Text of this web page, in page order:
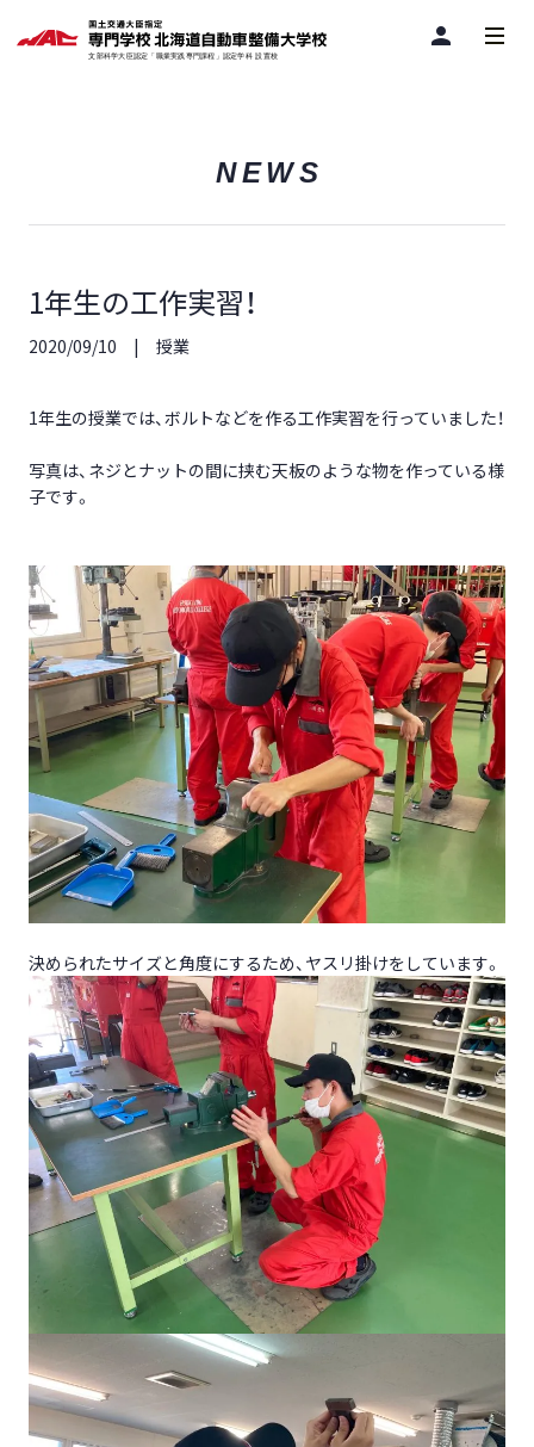
person
NEWS
1年生の工作実習！
2020/09/10 授業
1年生の授業では、ボルトなどを作る工作実習を行っていました！
写真は、ネジとナットの間に挟む天板のような物を作っている様
子です。
決められたサイズと角度にするため、ヤスリ掛けをしています。